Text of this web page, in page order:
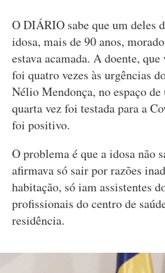
O DIÁRIO sabe que um deles
idosa, mais de 90 anos,
estava acamada. A doente,
foi quatro vezes às urgências
Nélio Mendonça, no espaço de
quarta vez foi testada para a
foi positivo.
O problema é que a idosa não
afirmava só sair por razões
habitação, só iam assistentes
profissionais do centro de
residência.